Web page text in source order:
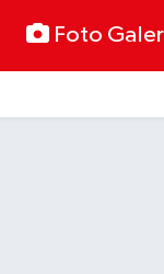
Foto